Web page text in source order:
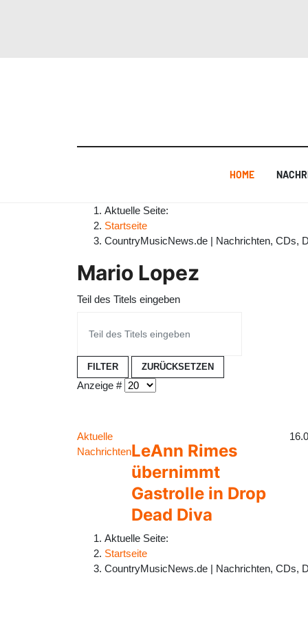
HOME
Aktuelle Seite:
Startseite
CountryMusicNews.de | Nachrichten, CDs,
Mario Lopez
Teil des Titels eingeben
FILTER ZURÜCKSETZEN
Anzeige #
Aktuelle
NachrichtenLeAnn Rimes
übernimmt
Gastrolle in Drop
Dead Diva
Aktuelle Seite:
Startseite
CountryMusicNews.de | Nachrichten, CDs,